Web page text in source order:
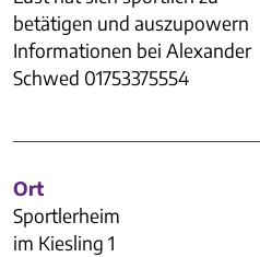
betätigen und auszupowern
Informationen bei Alexander
Schwed 01753375554
Ort
Sportlerheim
im Kiesling 1